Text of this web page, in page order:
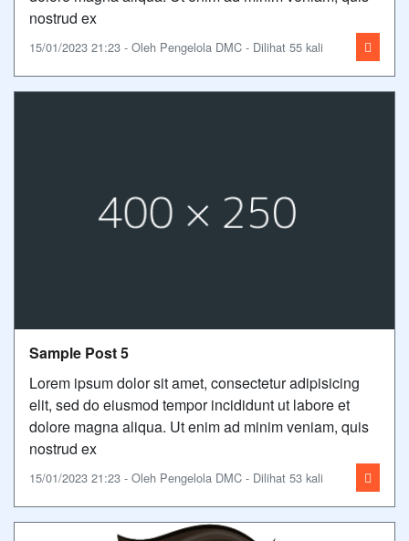
nostrud ex
15/01/2023 21:23 - Oleh Pengelola DMC - Dilihat 55 kali
Sample Post 5
Lorem ipsum dolor sit amet, consectetur adipisicing
elit, sed do eiusmod tempor incididunt ut labore et
dolore magna aliqua. Ut enim ad minim veniam, quis
nostrud ex
15/01/2023 21:23 - Oleh Pengelola DMC - Dilihat 53 kali